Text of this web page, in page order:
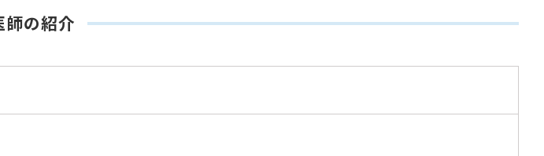
師の紹介